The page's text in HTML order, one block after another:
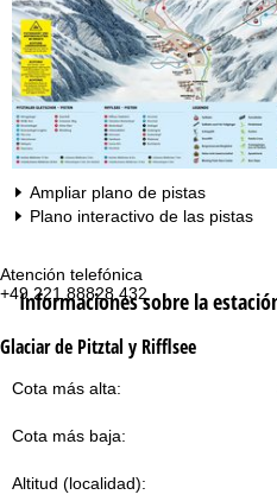
Atención telefónica
+49 221 88828 432
Ampliar plano de pistas
Plano interactivo de las pistas
Informaciones sobre la
Glaciar de Pitztal y Rifflsee
Cota más alta:
Cota más baja:
Altitud (localidad):